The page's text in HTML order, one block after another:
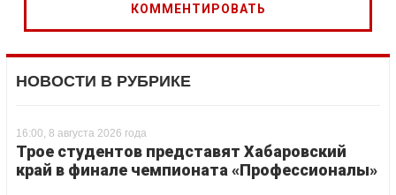
НОВОСТИ В РУБРИКЕ
16:00, 8 августа 2026 года
Трое студентов представят Хабаровский
край в финале чемпионата «Профессионалы»